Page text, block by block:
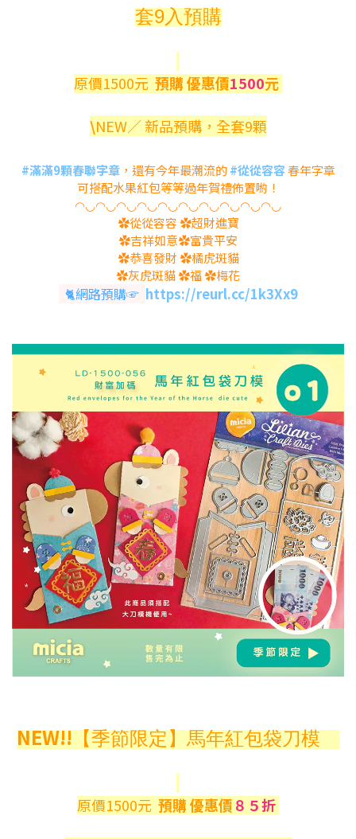
套9入預購
原價1500元 預購 優惠價1500元
\NEW／ 新品預購，全套9顆
#滿滿9顆春聯字章，還有今年最潮流的#從從容容春年字章
可搭配水果紅包等等過年賀禮佈置喲！
◠◡◠◡◠◡◠◡◠◡◠◡◠◡◠◡◠◡◠◡
✿從從容容 ✿超財進寶
✿吉祥如意✿富貴平安
✿恭喜發財 ✿橘虎斑貓
✿灰虎斑貓 ✿福 ✿梅花
🐈網路預購☞ https://reurl.cc/1k3Xx9
NEW!! 【季節限定】馬年紅包袋刀模
原價1500元 預購 優惠價８５折